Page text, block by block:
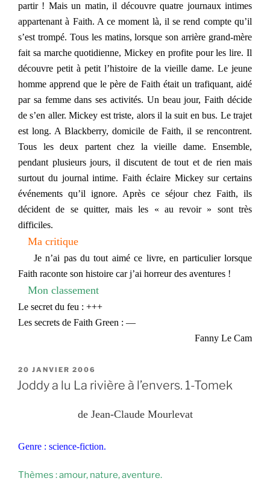
partir ! Mais un matin, il découvre quatre journaux intimes
appartenant à Faith. A ce moment là, il se rend compte qu’il
s’est trompé. Tous les matins, lorsque son arrière grand-mère
fait sa marche quotidienne, Mickey en profite pour les lire. Il
découvre petit à petit l’histoire de la vieille dame. Le jeune
homme apprend que le père de Faith était un trafiquant, aidé
par sa femme dans ses activités. Un beau jour, Faith décide
de s’en aller. Mickey est triste, alors il la suit en bus. Le trajet
est long. A Blackberry, domicile de Faith, il se rencontrent.
Tous les deux partent chez la vieille dame. Ensemble,
pendant plusieurs jours, il discutent de tout et de rien mais
surtout du journal intime. Faith éclaire Mickey sur certains
événements qu’il ignore. Après ce séjour chez Faith, ils
décident de se quitter, mais les « au revoir » sont très
difficiles.
Ma critique
Je n’ai pas du tout aimé ce livre, en particulier lorsque
Faith raconte son histoire car j’ai horreur des aventures !
Mon classement
Le secret du feu : +++
Les secrets de Faith Green : —
Fanny Le Cam
PUBLIÉ
LE
20 JANVIER 2006
Joddy a lu La rivière à l’envers. 1-Tomek
de Jean-Claude Mourlevat
Genre : science-fiction.
Thèmes : amour, nature, aventure.